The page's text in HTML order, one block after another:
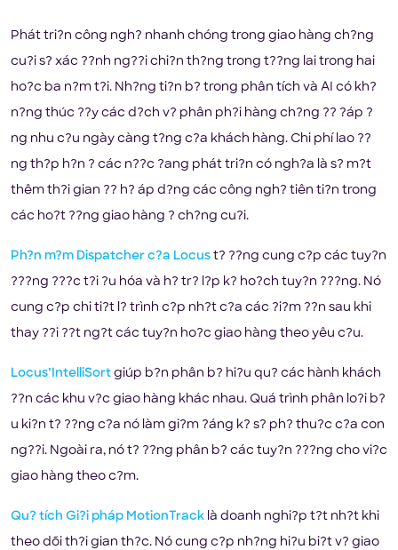
Phát tri?n công ngh? nhanh chóng trong giao hàng ch?ng
cu?i s? xác ??nh ng??i chi?n th?ng trong t??ng lai trong hai
ho?c ba n?m t?i. Nh?ng ti?n b? trong phân tích và AI có kh?
n?ng thúc ??y các d?ch v? phân ph?i hàng ch?ng ?? ?áp ?
ng nhu c?u ngày càng t?ng c?a khách hàng. Chi phí lao ??
ng th?p h?n ? các n??c ?ang phát tri?n có ngh?a là s? m?t
thêm th?i gian ?? h? áp d?ng các công ngh? tiên ti?n trong
các ho?t ??ng giao hàng ? ch?ng cu?i.
Ph?n m?m Dispatcher c?a Locus t? ??ng cung c?p các tuy?n
???ng ???c t?i ?u hóa và h? tr? l?p k? ho?ch tuy?n ???ng. Nó
cung c?p chi ti?t l? trình c?p nh?t c?a các ?i?m ??n sau khi
thay ??i ??t ng?t các tuy?n ho?c giao hàng theo yêu c?u.
Locus’IntelliSort giúp b?n phân b? hi?u qu? các hành khách
??n các khu v?c giao hàng khác nhau. Quá trình phân lo?i b?
u ki?n t? ??ng c?a nó làm gi?m ?áng k? s? ph? thu?c c?a con
ng??i. Ngoài ra, nó t? ??ng phân b? các tuy?n ???ng cho vi?c
giao hàng theo c?m.
Qu? tích Gi?i pháp MotionTrack là doanh nghi?p t?t nh?t khi
theo dõi th?i gian th?c. Nó cung c?p nh?ng hi?u bi?t v? giao